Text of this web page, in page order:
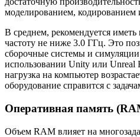
моделированием, кодированием
В среднем, рекомендуется
частоту не ниже 3.0 ГГц. Это
сборочные системы и
использовании Unity или Unreal
нагрузка на компьютер
оборудование справится с
Оперативная память
Объем RAM влияет на